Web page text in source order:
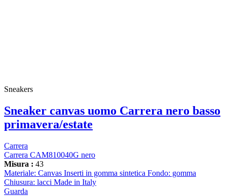
Sneakers
Sneaker canvas uomo Carrera nero basso
primavera/estate
Carrera
Carrera CAM810040G nero
Misura : 43
Materiale: Canvas Inserti in gomma sintetica Fondo: gomma
Chiusura: lacci Made in Italy
Guarda